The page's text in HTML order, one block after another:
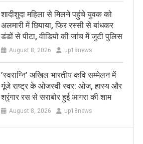
शादीशुदा महिला से मिलने पहुंचे युवक को
अलमारी में छिपाया, फिर रस्सी से बांधकर
डंडों से पीटा, वीडियो की जांच में जुटी पुलिस
August 8, 2026 up18news
​’स्वराग्नि’ अखिल भारतीय कवि सम्मेलन में
गूंजे राष्ट्र के ओजस्वी स्वर: ओज, हास्य और
श्रृंगार रस से सराबोर हुई आगरा की शाम
August 8, 2026 up18news